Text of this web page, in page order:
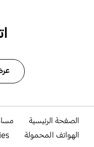
الصفحة الرئيسية
الهواتف المحمولة